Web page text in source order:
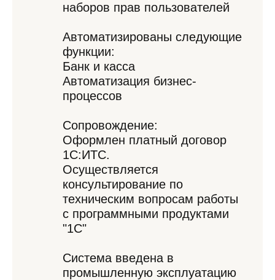
наборов прав пользователей
Автоматизированы следующие
функции:
Банк и касса
Автоматизация бизнес-
процессов
Сопровождение:
Оформлен платный договор
1С:ИТС.
Осуществляется
консультирование по
техническим вопросам работы
с программными продуктами
"1С"
Система введена в
промышленную эксплуатацию